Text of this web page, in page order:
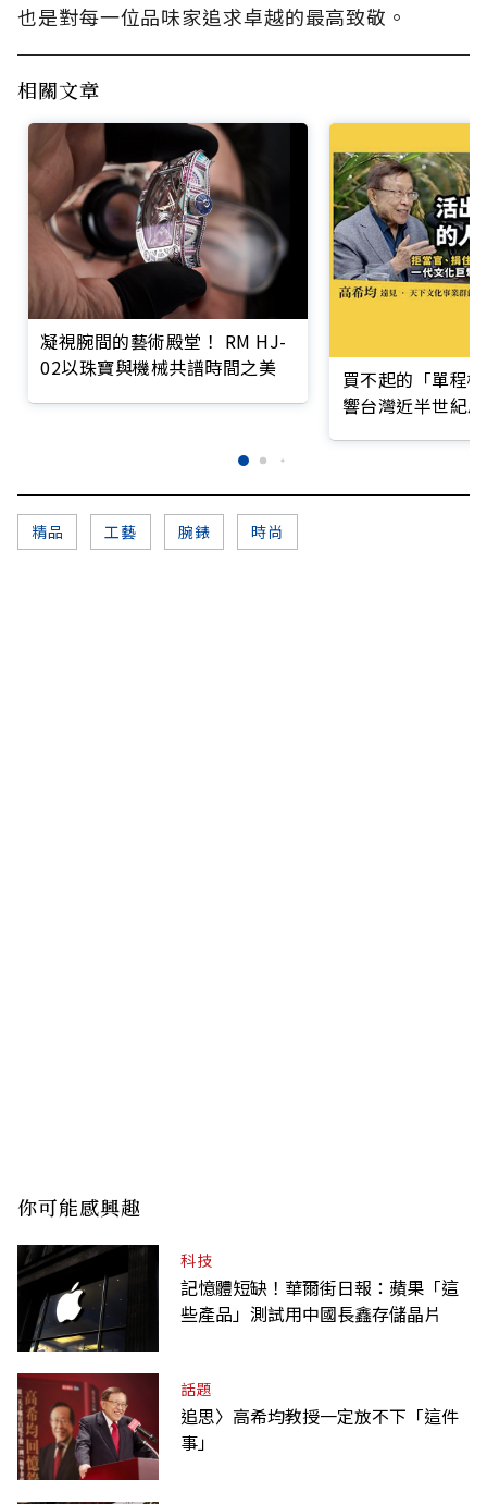
也是對每一位品味家追求卓越的最高致敬。
相關文章
凝視腕間的藝術殿堂！ RM HJ-
02以珠寶與機械共譜時間之美
買不起的「單程
響台灣近半世紀
精品 工藝 腕錶 時尚
你可能感興趣
科技
記憶體短缺！華爾街日報：蘋果「這
些產品」測試用中國長鑫存儲晶片
話題
追思〉高希均教授一定放不下「這件
事」